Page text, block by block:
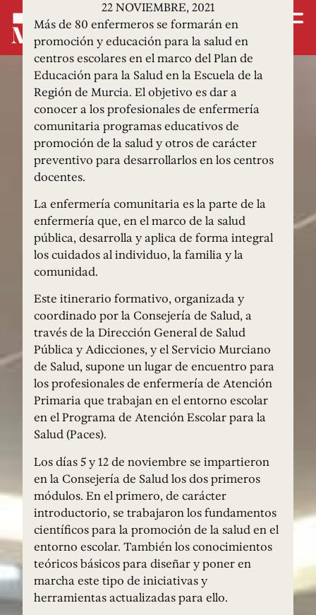
22 NOVIEMBRE, 2021
Más de 80 enfermeros se formarán en
promoción y educación para la salud en
centros escolares en el marco del Plan de
Educación para la Salud en la Escuela de la
Región de Murcia. El objetivo es dar a
conocer a los profesionales de enfermería
comunitaria programas educativos de
promoción de la salud y otros de carácter
preventivo para desarrollarlos en los centros
docentes.
La enfermería comunitaria es la parte de la
enfermería que, en el marco de la salud
pública, desarrolla y aplica de forma integral
los cuidados al individuo, la familia y la
comunidad.
Este itinerario formativo, organizada y
coordinado por la Consejería de Salud, a
través de la Dirección General de Salud
Pública y Adicciones, y el Servicio Murciano
de Salud, supone un lugar de encuentro para
los profesionales de enfermería de Atención
Primaria que trabajan en el entorno escolar
en el Programa de Atención Escolar para la
Salud (Paces).
Los días 5 y 12 de noviembre se impartieron
en la Consejería de Salud los dos primeros
módulos. En el primero, de carácter
introductorio, se trabajaron los fundamentos
científicos para la promoción de la salud en el
entorno escolar. También los conocimientos
teóricos básicos para diseñar y poner en
marcha este tipo de iniciativas y
herramientas actualizadas para ello.